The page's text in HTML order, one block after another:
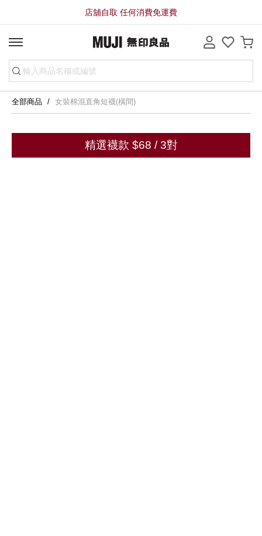
店舖自取 任何消費免運費
全部商品 女裝棉混直角短襪(橫間)
精選襪款 $68 / 3對
分享到